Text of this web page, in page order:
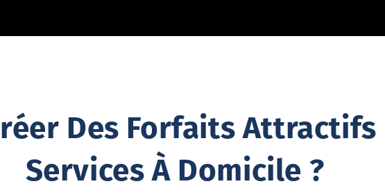
Des Forfaits Attractifs
Services À Domicile ?